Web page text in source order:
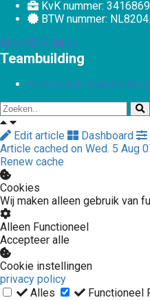
KvK nummer:
BTW nummer:
Teambuilding
Kennisbank Teambuilding
Edit article Dashboard
Article cached on Wed. 5 Aug
Renew cache
Cookies
Wij maken alleen gebruik van
Alleen Functioneel
Accepteer alle
Cookie instellingen
privacy policy
Alles
Functioneel